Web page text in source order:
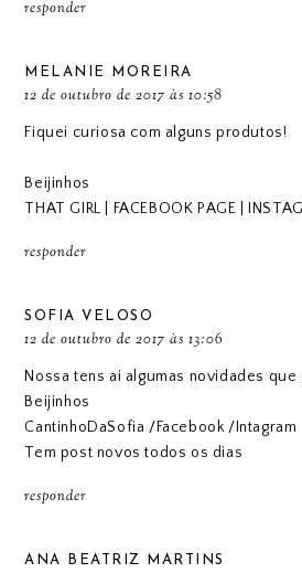
responder
MELANIE MOREIRA
12 de outubro de 2017 às 10:58
Fiquei curiosa com alguns produtos!
Beijinhos
THAT GIRL
FACEBOOK PAGE |
responder
SOFIA VELOSO
12 de outubro de 2017 às 13:06
Nossa tens ai algumas novidades
Beijinhos
CantinhoDaSofia /Facebook /Intagram
Tem post novos todos os dias
responder
ANA BEATRIZ MARTINS